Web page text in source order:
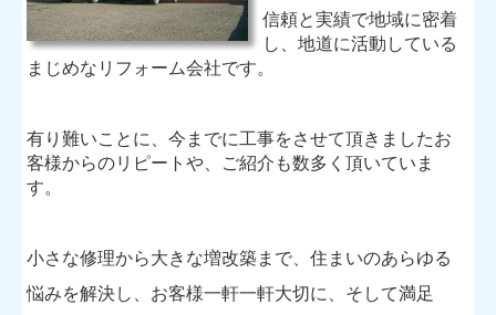
会社概要
お問い合わせ
スタッフブログ
信頼と実績で地域に密着
し、地道に活動している
まじめなリフォーム会社です。
有り難いことに、今までに工事をさせて頂きましたお
客様からのリピートや、 ご紹介も数多く頂いていま
す。
小さな修理から大きな増改築まで、住まいのあらゆる
悩みを解決し、 お客様一軒一軒大切に、そして満足